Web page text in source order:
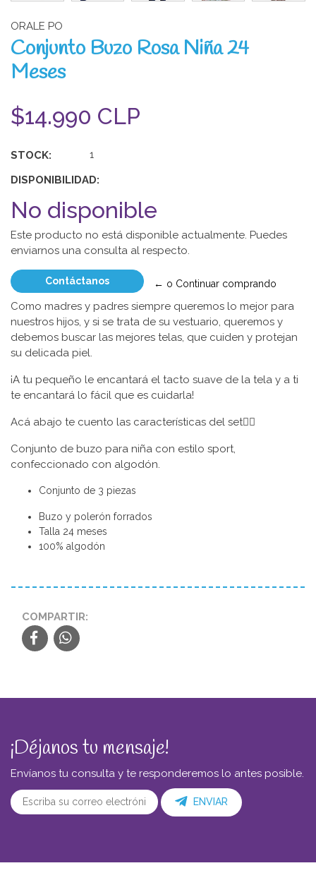
ORALE PO
Conjunto Buzo Rosa Niña 24
Meses
$14.990 CLP
STOCK: 1
DISPONIBILIDAD:
No disponible
Este producto no está disponible actualmente. Puedes
enviarnos una consulta al respecto.
Contáctanos ← o Continuar comprando
Como madres y padres siempre queremos lo mejor para
nuestros hijos, y si se trata de su vestuario, queremos y
debemos buscar las mejores telas, que cuiden y protejan
su delicada piel.
¡A tu pequeño le encantará el tacto suave de la tela y a ti
te encantará lo fácil que es cuidarla!
Acá abajo te cuento las características del set👇🏼
Conjunto de buzo para niña con estilo sport,
confeccionado con algodón.
Conjunto de 3 piezas
Buzo y polerón forrados
Talla 24 meses
100% algodón
COMPARTIR:
¡Déjanos tu mensaje!
Envíanos tu consulta y te responderemos lo antes posible.
ENVIAR